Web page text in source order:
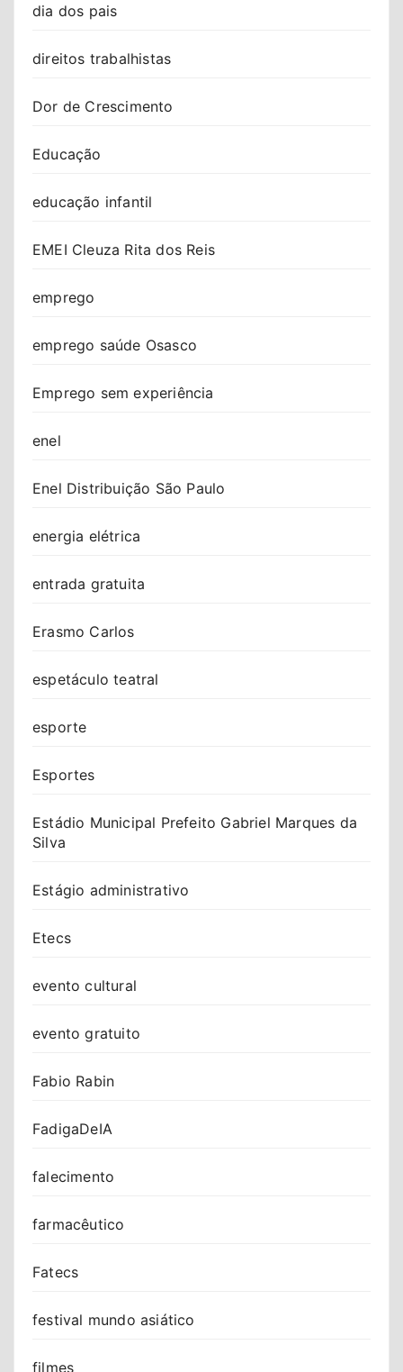
dia dos pais
direitos trabalhistas
Dor de Crescimento
Educação
educação infantil
EMEI Cleuza Rita dos Reis
emprego
emprego saúde Osasco
Emprego sem experiência
enel
Enel Distribuição São Paulo
energia elétrica
entrada gratuita
Erasmo Carlos
espetáculo teatral
esporte
Esportes
Estádio Municipal Prefeito Gabriel Marques da
Silva
Estágio administrativo
Etecs
evento cultural
evento gratuito
Fabio Rabin
FadigaDeIA
falecimento
farmacêutico
Fatecs
festival mundo asiático
filmes